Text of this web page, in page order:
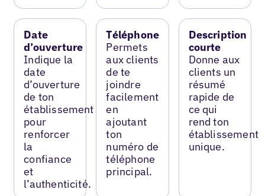
Date
d’ouverture
Indique la
date
d’ouverture
de ton
établissement
pour
renforcer
la
confiance
et
l’authenticité.
Téléphone
Permets
aux clients
de te
joindre
facilement
en
ajoutant
ton
numéro de
téléphone
principal.
Description
courte
Donne aux
clients un
résumé
rapide de
ce qui
rend ton
établissement
unique.